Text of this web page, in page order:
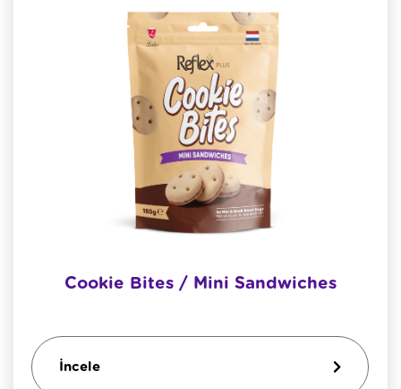
Cookie Bites / Mini Sandwiches
İncele